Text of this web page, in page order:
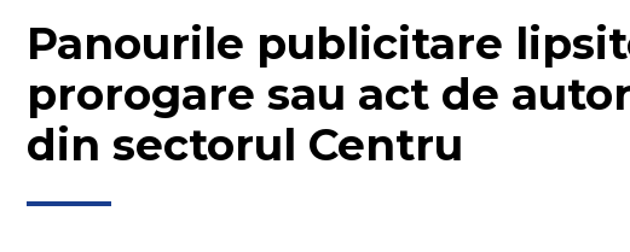
Panourile publicitare
prorogare sau act de
din sectorul Centru